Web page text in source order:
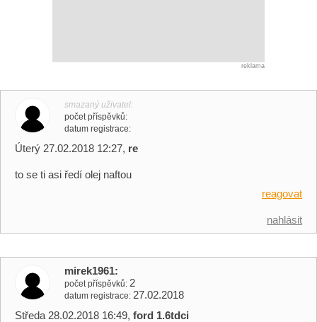
reklama
smazaný uživatel
počet příspěvků
datum registrace
Úterý 27.02.2018 12:27, re
to se ti asi ředí olej naftou
reagovat
nahlásit
mirek1961
počet příspěvků 2
datum registrace 27.02.2018
Středa 28.02.2018 16:49, ford 1.6tdci